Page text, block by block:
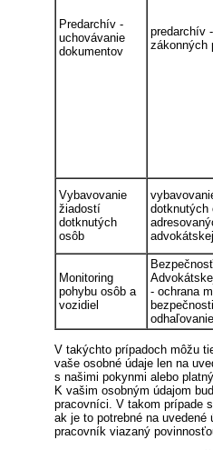
Predarchív -
uchovávanie
dokumentov
predarchív
zákonných
Vybavovanie
žiadostí
dotknutých
osôb
dotknutých
Monitoring
pohybu osôb a
vozidiel
- ochrana
V takýchto prípadoch môžu
vaše osobné údaje len na
s našimi pokynmi alebo
K vašim osobným údajom
pracovníci. V takom prípade
ak je to potrebné na
pracovník viazaný